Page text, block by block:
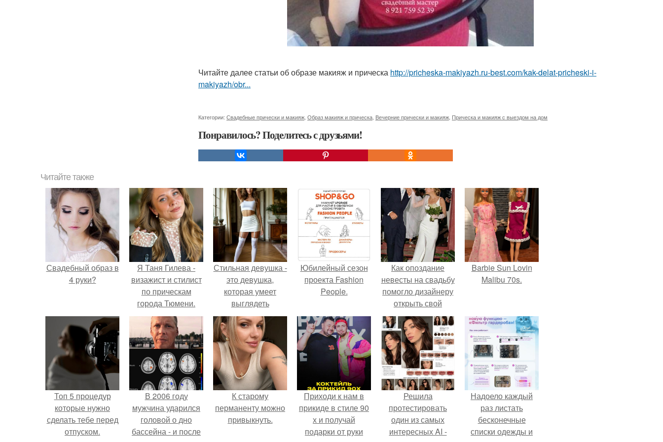
Читайте далее статьи об образе макияж и прическа http://pricheska-makiyazh.ru-best.com/kak-delat-pricheski-i-
makiyazh/obr...
Категории: Свадебные прически и макияж Образ макияж и прическа Вечерние прически и макияж Прическа и макияж с выездом на дом
Понравилось? Поделитесь с друзьями!
Читайте также
Свадебный образ в
4 руки?
Я Таня Гилева -
визажист и стилист
по прическам
города Тюмени.
Стильная девушка -
это девушка,
которая умеет
выглядеть
привлекательно и
элегантно в любои
ситуации.
Юбилейный сезон
проекта Fashion
People.
Как опоздание
невесты на свадьбу
помогло дизайнеру
открыть свой
бренд.
Barbie Sun Lovin
Malibu 70s.
Топ 5 процедур
которые нужно
сделать тебе перед
отпуском.
В 2006 году
мужчина ударился
головой о дно
бассейна - и после
К старому
перманенту можно
привыкнуть.
Приходи к нам в
прикиде в стиле 90
х и получай
подарки от руки
Решила
протестировать
один из самых
интересных AI -
Надоело каждый
раз листать
бесконечные
списки одежды и